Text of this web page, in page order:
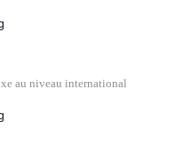
au niveau international